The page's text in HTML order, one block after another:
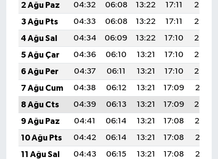
2 Ağu Paz
04:32 06:08 13:22 17:11
20:26
3 Ağu Pts
04:33 06:08 13:22 17:11
20:25
4 Ağu Sal
04:34 06:09 13:22 17:10
20:24
5 Ağu Çar
04:36 06:10 13:21 17:10
20:23
6 Ağu Per
04:37 06:11 13:21 17:10
20:22
7 Ağu Cum
04:38 06:12 13:21 17:09
20:21
8 Ağu Cts
04:39 06:13 13:21 17:09
20:20
9 Ağu Paz
04:41 06:14 13:21 17:08
20:19
10 Ağu Pts
04:42 06:14 13:21 17:08
20:17
11 Ağu Sal
04:43 06:15 13:21 17:08
20:16